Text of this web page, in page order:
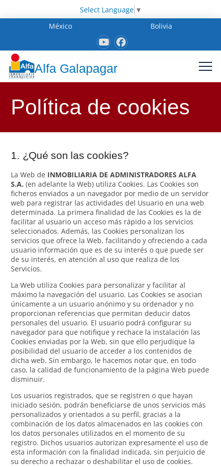
Select Language ▼
México
Bolivia
Alfa Galapagar
Política de cookies
1. ¿Qué son las cookies?
La Web de INMOBILIARIA DE ADMINISTRADORES ALFA
S.A. (en adelante la Web) utiliza Cookies. Las Cookies son
ficheros enviados a un navegador por medio de un servidor
web para registrar las actividades del Usuario en una web
determinada. La primera finalidad de las Cookies es la de
facilitar al usuario un acceso más rápido a los servicios
seleccionados. Además, las Cookies personalizan los
servicios que ofrece la Web, facilitando y ofreciendo a cada
usuario información que es de su interés o que puede ser
de su interés, en atención al uso que realiza de los
Servicios.
La Web utiliza Cookies para personalizar y facilitar al
máximo la navegación del usuario. Las Cookies se asocian
únicamente a un usuario anónimo y su ordenador y no
proporcionan referencias que permitan deducir datos
personales del usuario. El usuario podrá configurar su
navegador para que notifique y rechace la instalación las
Cookies enviadas por la Web, sin que ello perjudique la
posibilidad del usuario de acceder a los contenidos de
dicha web. Sin embargo, le hacemos notar que, en todo
caso, la calidad de funcionamiento de la página Web puede
disminuir.
Los usuarios registrados, que se registren o que hayan
iniciado sesión, podrán beneficiarse de unos servicios más
personalizados y orientados a su perfil, gracias a la
combinación de los datos almacenados en las cookies con
los datos personales utilizados en el momento de su
registro. Dichos usuarios autorizan expresamente el uso de
esta información con la finalidad indicada, sin perjuicio de
su derecho a rechazar o deshabilitar el uso de cookies.